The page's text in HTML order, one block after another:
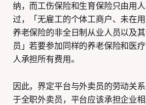
纳，而工伤保险和生育保险只由用
过，「无雇工的个体工商户、未在
养老保险的非全日制从业人员以及
员」若要参加同样的养老保险和医
人承担所有费用。
因此，界定平台与外卖员的劳动关
于全职外卖员，平台应该承担企业